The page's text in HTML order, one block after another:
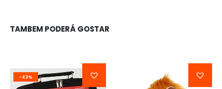
TAMBEM PODERÁ GOSTAR
-43%